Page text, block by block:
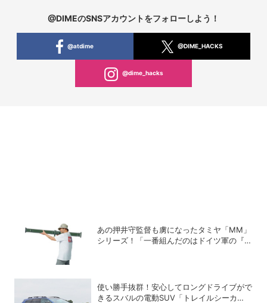
@DIMEのSNSアカウントをフォローしよう！
@atdime @DIME_HACKS
@dime_hacks
あの押井守監督も虜になったタミヤ「MM」
シリーズ！「一番組んだのはドイツ軍の『IV
使い勝手抜群！安心してロングドライブがで
きるスバルの電動SUV「トレイルシーカ